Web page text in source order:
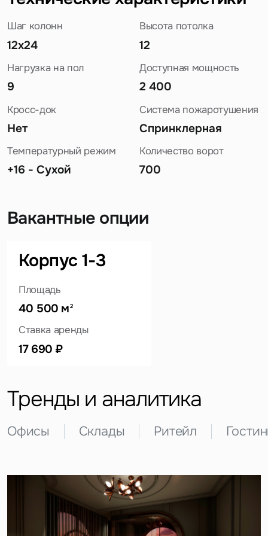
Шаг колонн
12x24
Высота потолка
12
Нагрузка на пол
9
Доступная мощность
2 400
Кросс-док
Нет
Система пожаротушения
Спринклерная
Температурный режим
+16 - Сухой
Количество ворот
700
Вакантные опции
Корпус 1-3
Площадь
40 500 м 2
Ставка аренды
17 690 ₽
Тренды и аналитика
Офисы Склады Ритейл
Вопрос
Жалоба
Уведомления
Объявление
Это обязательное поле